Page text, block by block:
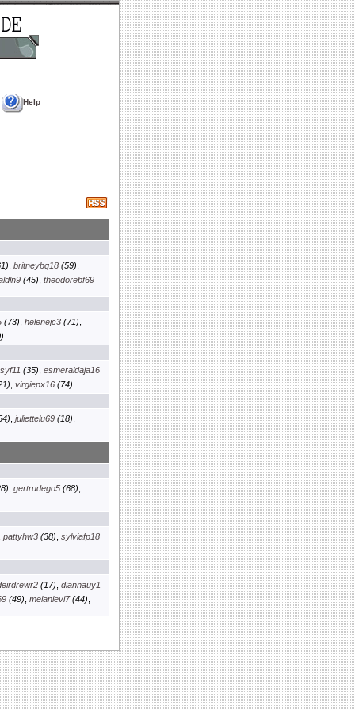
Help
, britneybq18(59),
(45) theodorebf69
(73), helenejc3(71),
(35), esmeraldaja16
virgiepx16(74)
, juliettelu69(18),
, gertrudego5(68),
pattyhw3(38), sylviafp18
(17), diannauy1
(49) melanievi7(44)